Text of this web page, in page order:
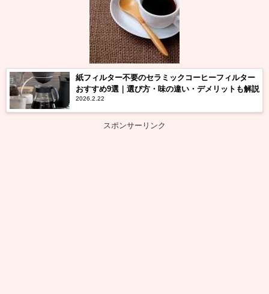
紙フィルター不要のセラミックコーヒーフィルター
おすすめ9選｜選び方・味の違い・デメリットも解説
2026.2.22
スポンサーリンク